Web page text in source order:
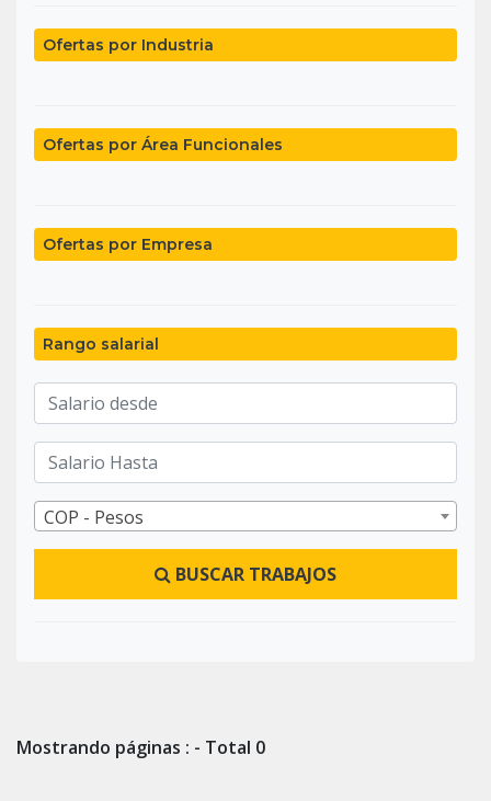
Ofertas por Industria
Ofertas por Área Funcionales
Ofertas por Empresa
Rango salarial
COP - Pesos
BUSCAR TRABAJOS
Mostrando páginas : - Total 0